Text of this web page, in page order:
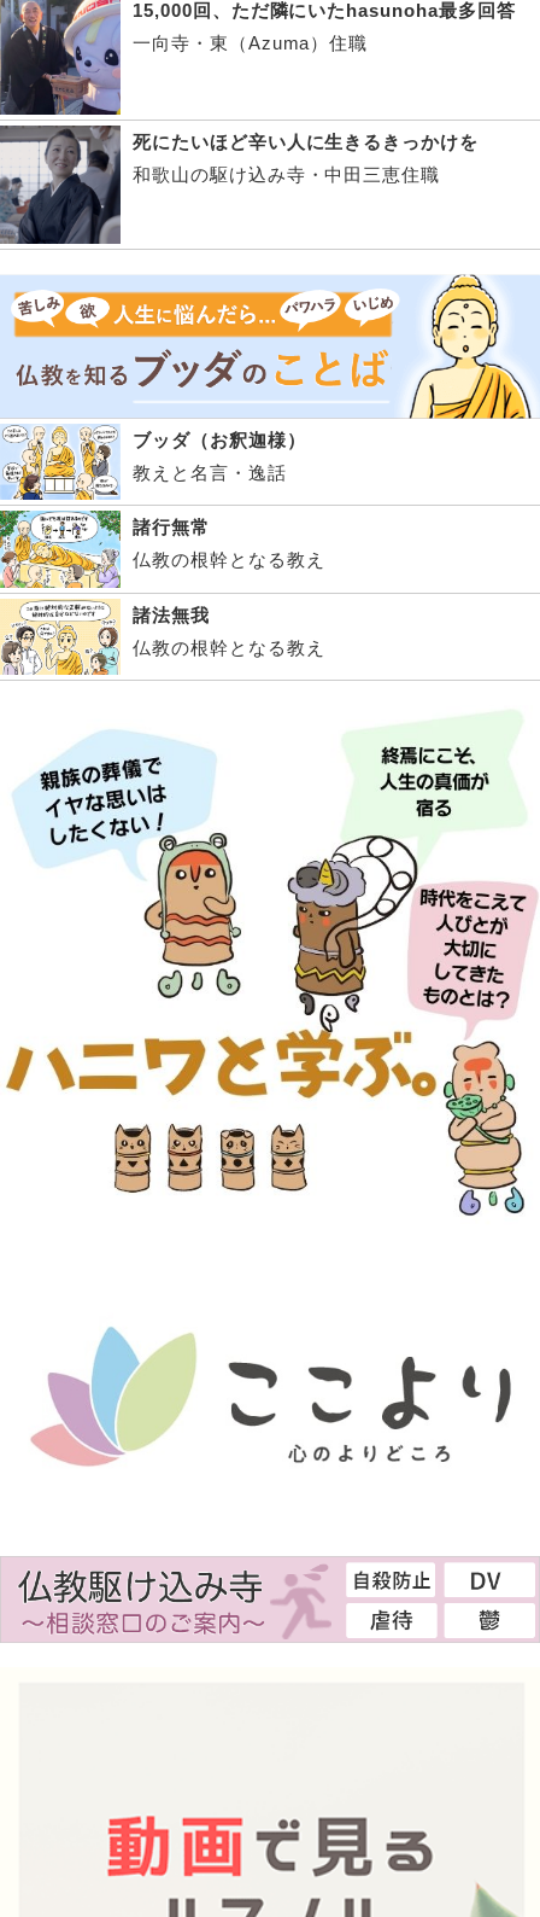
15,000回、ただ隣にいたhasunoha最多回答
一向寺・東（Azuma）住職
死にたいほど辛い人に生きるきっかけを
和歌山の駆け込み寺・中田三恵住職
ブッダ（お釈迦様）
教えと名言・逸話
諸行無常
仏教の根幹となる教え
諸法無我
仏教の根幹となる教え